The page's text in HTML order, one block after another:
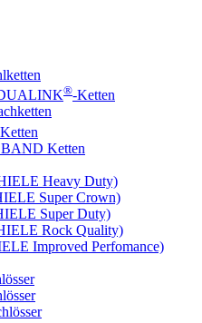
®-Ketten
Ketten
Ketten
Heavy Duty)
Super Crown)
Super Duty)
Rock Quality)
Improved Perfomance)